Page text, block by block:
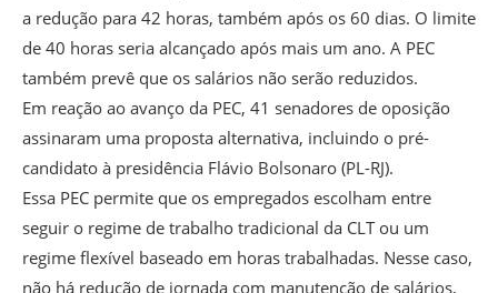
a redução para 42 horas, também após os 60 dias. O limite
de 40 horas seria alcançado após mais um ano. A PEC
também prevê que os salários não serão reduzidos.
Em reação ao avanço da PEC, 41 senadores de oposição
assinaram uma proposta alternativa, incluindo o pré-
candidato à presidência Flávio Bolsonaro (PL-RJ).
Essa PEC permite que os empregados escolham entre
seguir o regime de trabalho tradicional da CLT ou um
regime flexível baseado em horas trabalhadas. Nesse caso,
não há redução de jornada com manutenção de salários,